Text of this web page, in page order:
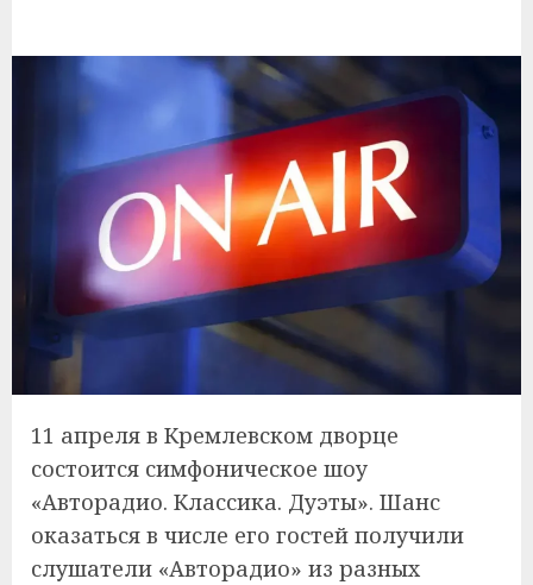
11 апреля в Кремлевском дворце
состоится симфоническое шоу
«Авторадио. Классика. Дуэты». Шанс
оказаться в числе его гостей получили
слушатели «Авторадио» из разных